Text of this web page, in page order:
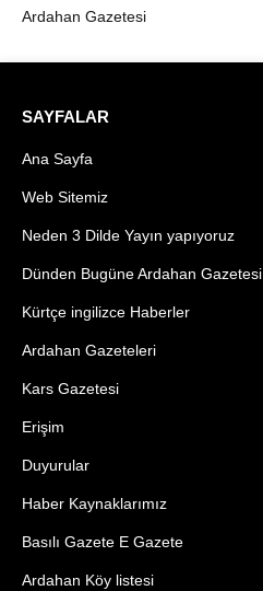
Ardahan Gazetesi
SAYFALAR
Ana Sayfa
Web Sitemiz
Neden 3 Dilde Yayın yapıyoruz
Dünden Bugüne Ardahan Gazetesi
Kürtçe ingilizce Haberler
Ardahan Gazeteleri
Kars Gazetesi
Erişim
Duyurular
Haber Kaynaklarımız
Basılı Gazete E Gazete
Ardahan Köy listesi